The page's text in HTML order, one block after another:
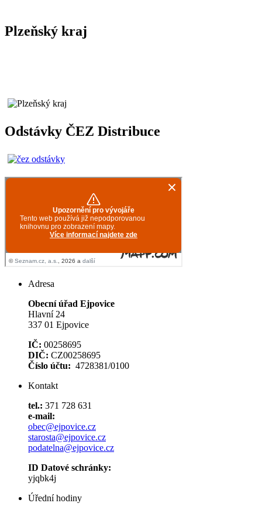
Plzeňský kraj
Odstávky ČEZ Distribuce
Adresa
Obecní úřad Ejpovice
Hlavní 24
337 01 Ejpovice
IČ: 00258695
DIČ: CZ00258695
Číslo účtu: 4728381/0100
Kontakt
tel.: 371 728 631
e-mail:
obec@ejpovice.cz
starosta@ejpovice.cz
podatelna@ejpovice.cz
ID Datové schránky:
yjqbk4j
Úřední hodiny